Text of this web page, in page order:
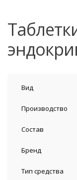
таблетки для
Вид
Производство
Состав
Бренд
Тип средства